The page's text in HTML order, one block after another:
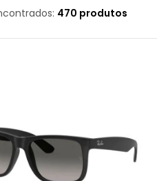
470 produtos